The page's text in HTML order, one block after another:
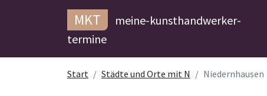
MKT
meine-kunsthandwerker-
termine
Start Städte und Orte mit N Niedernhausen